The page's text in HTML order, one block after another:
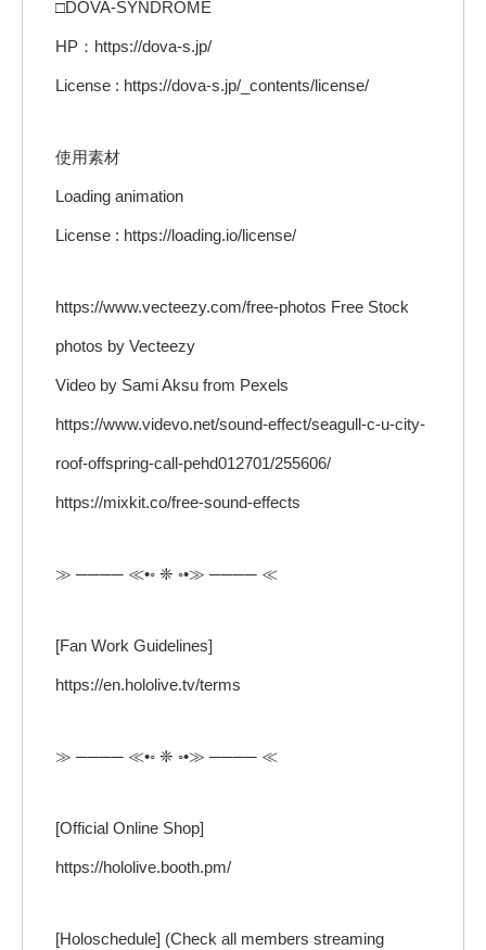
□DOVA-SYNDROME
HP：https://dova-s.jp/
License : https://dova-s.jp/_contents/license/
使用素材
Loading animation
License : https://loading.io/license/
https://www.vecteezy.com/free-photos Free Stock
photos by Vecteezy
Video by Sami Aksu from Pexels
https://www.videvo.net/sound-effect/seagull-c-u-city-
roof-offspring-call-pehd012701/255606/
https://mixkit.co/free-sound-effects
≫ ──── ≪•◦ ❈ ◦•≫ ──── ≪
[Fan Work Guidelines]
https://en.hololive.tv/terms
≫ ──── ≪•◦ ❈ ◦•≫ ──── ≪
[Official Online Shop]
https://hololive.booth.pm/
[Holoschedule] (Check all members streaming